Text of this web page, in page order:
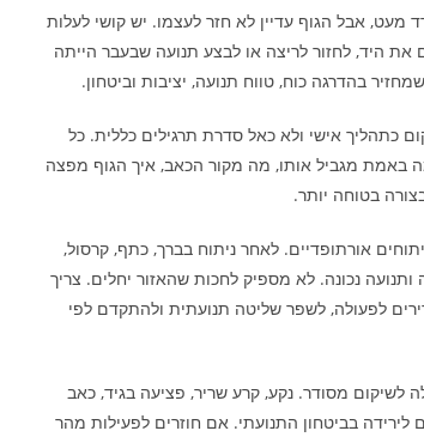
אבל הגוף עדיין לא חזר לעצמו. יש קושי לעלות
היד, לחזור לריצה או לבצע תנועה שבעבר הייתה
בהדרגה כוח, טווח תנועה, יציבות וביטחון.
כתהליך אישי ולא כאל סדרת תרגילים כללית. כל
באמת מגביל אותו, מה מקור הכאב, איך הגוף מפצה
בטוחה יותר.
אורתופדיים. לאחר ניתוח בברך, כתף, קרסול,
נכונה. לא מספיק לחכות שהאזור יחלים. צריך
לפעולה, לשפר שליטה תנועתית ולהתקדם לפי
לשיקום מסודר. נקע, קרע שריר, פציעה בגיד, כאב
לירידה בביטחון התנועתי. אם חוזרים לפעילות מהר